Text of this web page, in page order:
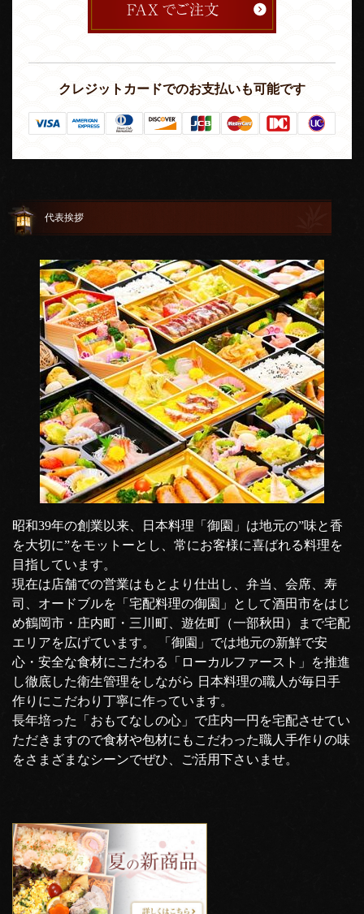
クレジットカードでのお支払いも可能です
代表挨拶
昭和39年の創業以来、日本料理「御園」は地元の”味と香
を大切に”をモットーとし、常にお客様に喜ばれる料理を
目指しています。
現在は店舗での営業はもとより仕出し、弁当、会席、寿
司、オードブルを「宅配料理の御園」として酒田市をはじ
め鶴岡市・庄内町・三川町、遊佐町（一部秋田）まで宅配
エリアを広げています。 「御園」では地元の新鮮で安
心・安全な食材にこだわる「ローカルファースト」を推進
し徹底した衛生管理をしながら 日本料理の職人が毎日手
作りにこだわり丁寧に作っています。
長年培った「おもてなしの心」で庄内一円を宅配させてい
ただきますので食材や包材にもこだわった職人手作りの味
をさまざまなシーンでぜひ、ご活用下さいませ。